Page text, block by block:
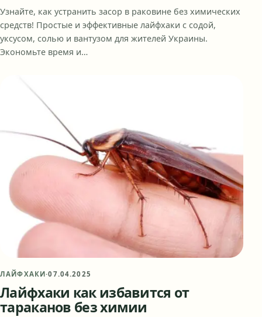
Узнайте, как устранить засор в раковине без химических
средств! Простые и эффективные лайфхаки с содой,
уксусом, солью и вантузом для жителей Украины.
Экономьте время и…
ЛАЙФХАКИ·07.04.2025
Лайфхаки как избавится от
тараканов без химии